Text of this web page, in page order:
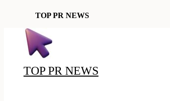
TOP PR NEWS
Перейти
содержимому
TOP PR NEWS